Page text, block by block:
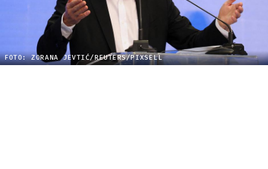
FOTO: ZORANA JEVTIĆ/REUTERS/PIXSELL